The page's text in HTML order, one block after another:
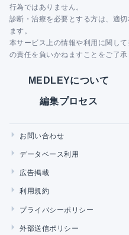
行為ではありません。
診断・治療を必要とする方は、適
ます。
本サービス上の情報や利用に関し
の責任を負いかねますことをご了承
MEDLEYについて
編集プロセス
お問い合わせ
データベース利用
広告掲載
利用規約
プライバシーポリシー
外部送信ポリシー